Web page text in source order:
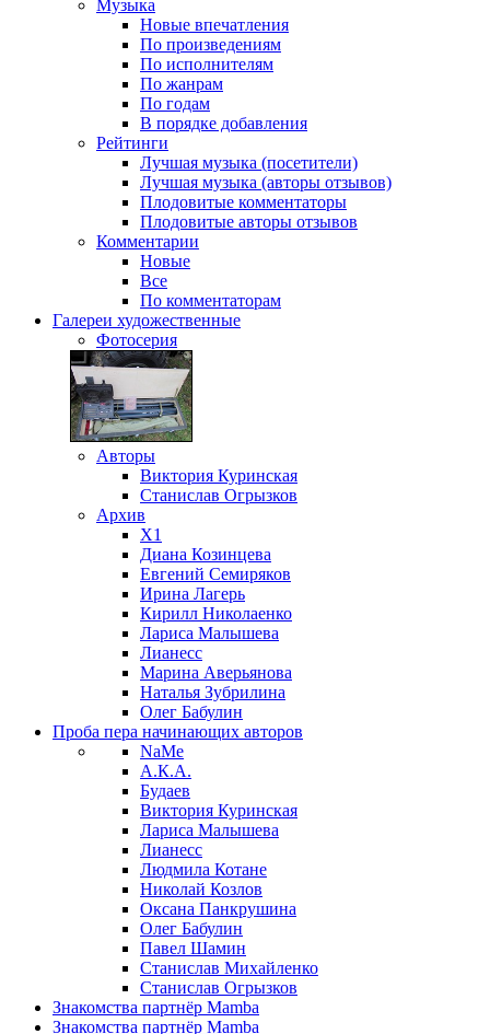
Музыка
Новые впечатления
По произведениям
По исполнителям
По жанрам
По годам
В порядке добавления
Рейтинги
Лучшая музыка (посетители)
Лучшая музыка (авторы отзывов)
Плодовитые комментаторы
Плодовитые авторы отзывов
Комментарии
Новые
Все
По комментаторам
Галереи художественные
Фотосерия
Авторы
Виктория Куринская
Станислав Огрызков
Архив
X1
Диана Козинцева
Евгений Семиряков
Ирина Лагерь
Кирилл Николаенко
Лариса Малышева
Лианесс
Марина Аверьянова
Наталья Зубрилина
Олег Бабулин
Проба пера начинающих авторов
NaMe
А.К.А.
Будаев
Виктория Куринская
Лариса Малышева
Лианесс
Людмила Котане
Николай Козлов
Оксана Панкрушина
Олег Бабулин
Павел Шамин
Станислав Михайленко
Станислав Огрызков
Знакомства партнёр Mamba
Знакомства партнёр Mamba